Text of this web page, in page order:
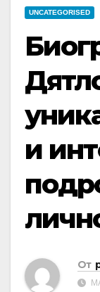
UNCATEGORISED
и
От